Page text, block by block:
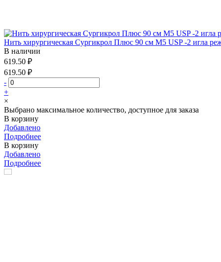
Нить хирургическая Сургикрол Плюс 90 см М5 USP -2 игла
В наличии
619.50 ₽
619.50 ₽
-
+
×
Выбрано максимальное количество, доступное для заказа
В корзину
Добавлено
Подробнее
В корзину
Добавлено
Подробнее